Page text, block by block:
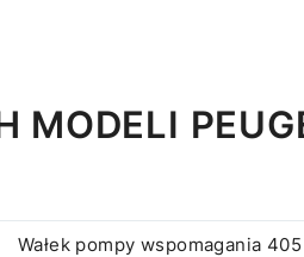
MODELI
Wałek pompy wspomagania 405